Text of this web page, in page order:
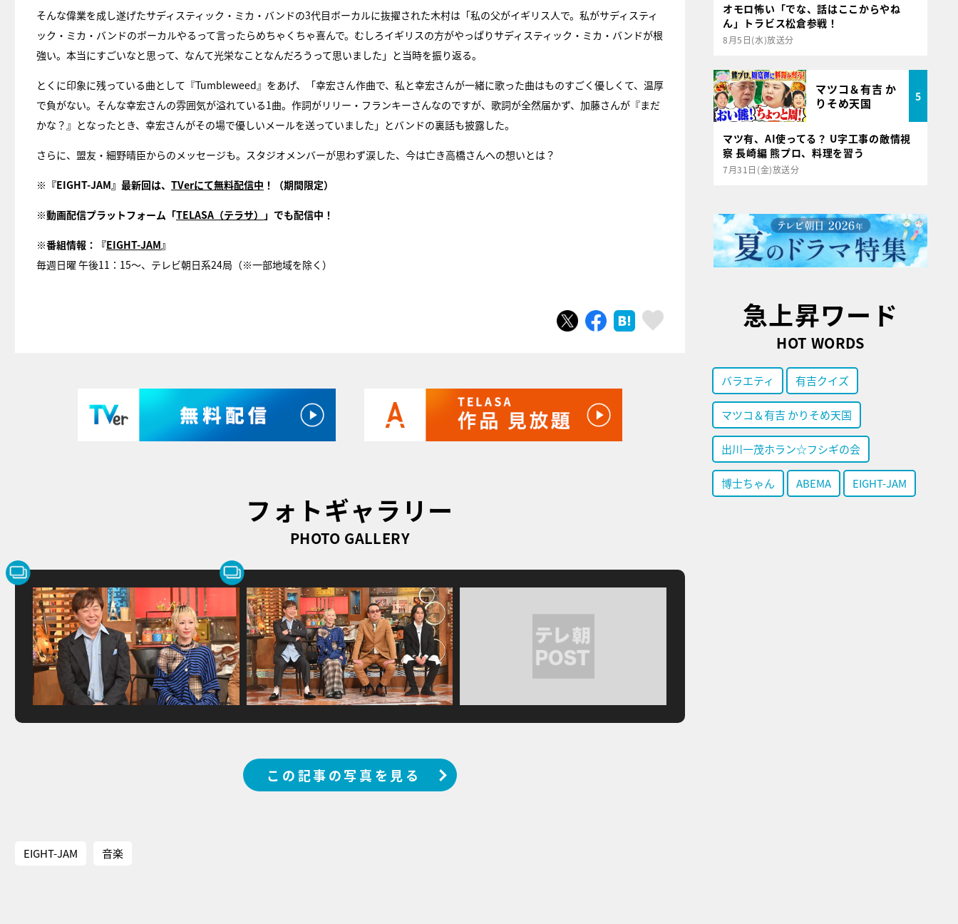
そんな偉業を成し遂げたサディスティック・ミカ・バンドの3代目ボーカルに抜擢された木村は「私の父がイギリス人で。私がサディスティ
ック・ミカ・バンドのボーカルやるって言ったらめちゃくちゃ喜んで。むしろイギリスの方がやっぱりサディスティック・ミカ・バンドが根
強い。本当にすごいなと思って、なんて光栄なことなんだろうって思いました」と当時を振り返る。
とくに印象に残っている曲として『Tumbleweed』をあげ、「幸宏さん作曲で、私と幸宏さんが一緒に歌った曲はものすごく優しくて、温厚
で負がない。そんな幸宏さんの雰囲気が溢れている1曲。作詞がリリー・フランキーさんなのですが、歌詞が全然届かず、加藤さんが『まだ
かな？』となったとき、幸宏さんがその場で優しいメールを送っていました」とバンドの裏話も披露した。
さらに、盟友・細野晴臣からのメッセージも。スタジオメンバーが思わず涙した、今は亡き高橋さんへの想いとは？
※『EIGHT-JAM』最新回は、 TVerにて無料配信中 ！（期間限定）
※動画配信プラットフォーム「TELASA（テラサ） 」でも配信中！
※番組情報：『EIGHT-JAM』
毎週日曜 午後11：15～、テレビ朝日系24局（※一部地域を除く）
ツイートシェア はてブ
フォトギャラリー
PHOTO GALLERY
この記事の写真を見る
EIGHT-JAM 音楽
オモロ怖い「でな、話はここからやね
ん」トラビス松倉参戦！
8月5日(水)放送分
マツコ＆有吉 か
りそめ天国
5
マツ有、AI使ってる？ U字工事の敵情視
察 長崎編 熊プロ、料理を習う
7月31日(金)放送分
急上昇ワード
HOT WORDS
バラエティ 有吉クイズ
マツコ＆有吉 かりそめ天国
出川一茂ホラン☆フシギの会
博士ちゃん ABEMA EIGHT-JAM